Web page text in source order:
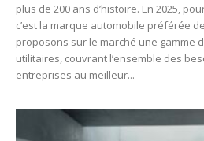
plus de 200 ans d’histoire. En 2025,
c’est la marque automobile préférée
proposons sur le marché une gamme
utilitaires, couvrant l’ensemble des
entreprises au meilleur...